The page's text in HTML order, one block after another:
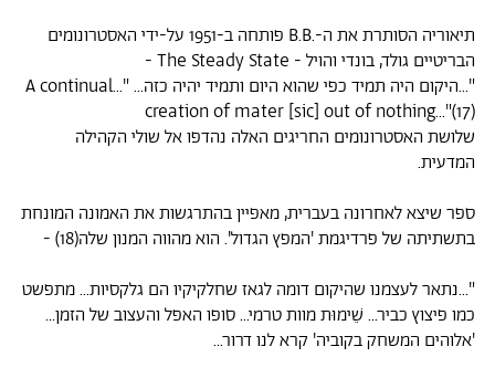
תיאוריה הסותרת את ה-.B.B פותחה ב-1951 על-ידי האסטרונומים
הבריטיים גולד, בונדי והויל - The Steady State -
"...היקום היה תמיד כפי שהוא היום ותמיד יהיה כזה... "...A continual
creation of mater [sic] out of nothing..."(17)
שלושת האסטרונומים החריגים האלה נהדפו אל שולי הקהילה
המדעית.
ספר שיצא לאחרונה בעברית, מאפיין בהתרגשות את האמונה המונחת
בתשתיתה של פרדיגמת 'המפץ הגדול'. הוא מהווה המנון שלה(18) -
"...נתאר לעצמנו שהיקום דומה לגאז שחלקיקיו הם גלקסיות... מתפשט
כמו פיצוץ כביר... שֵׁימוּת מוות טרמי... סופו האפל והעצוב של הזמן...
'אלוהים המשחק בקוביה' קרא לנו דרור...